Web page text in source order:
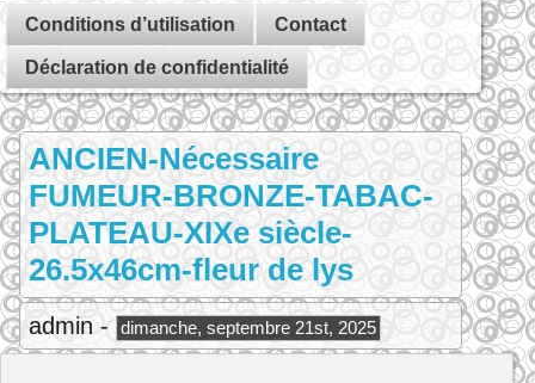
Conditions d’utilisation Contact
Déclaration de confidentialité
ANCIEN-Nécessaire
FUMEUR-BRONZE-TABAC-
PLATEAU-XIXe siècle-
26.5x46cm-fleur de lys
admin - dimanche, septembre 21st, 2025